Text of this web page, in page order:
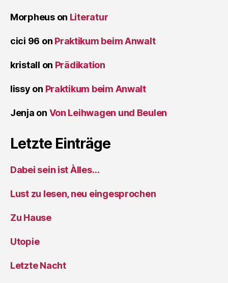
Morpheuson Literatur
cici 96 on Praktikum beim Anwalt
kristall on Prädikation
lissy on Praktikum beim Anwalt
Jenja on Von Leihwagen und Beulen
Letzte Einträge
Dabei sein ist Àlles…
Lust zu lesen, neu eingesprochen
Zu Hause
Utopie
Letzte Nacht